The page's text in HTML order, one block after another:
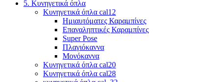
5. Κυνηγετικά όπλα
Κυνηγετικά όπλα cal12
Ημιαυτόματες Καραμπίνες
Επαναληπτικές Καραμπίνες
Super Pose
Πλαγιόκαννα
Μονόκαννα
Κυνηγετικά όπλα cal20
Κυνηγετικά όπλα cal28